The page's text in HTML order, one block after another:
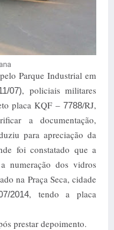
Parque Industrial em
07), policiais militares
placa KQF – 7788/RJ,
a documentação,
para apreciação da
foi constatado que a
numeração dos vidros
na Praça Seca, cidade
2014, tendo a placa
prestar depoimento.